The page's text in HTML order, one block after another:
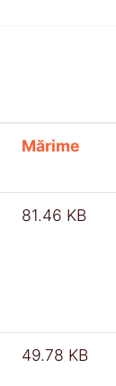
Mărime
81.46 KB
49.78 KB